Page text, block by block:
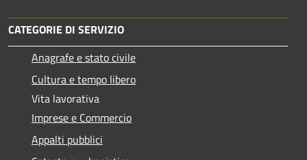
CATEGORIE DI SERVIZIO
Anagrafe e stato civile
Cultura e tempo libero
Vita lavorativa
Imprese e Commercio
Appalti pubblici